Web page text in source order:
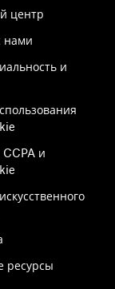
центр
нами
и
и
ресурсы